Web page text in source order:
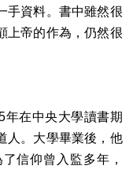
手資料。書中雖然很
上帝的作為，仍然很
年在中央大學讀書期
人。大學畢業後，他
信仰曾入監多年，